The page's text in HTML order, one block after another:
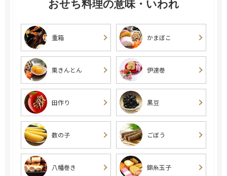
おせち料理の意味・いわれ
重箱 かまぼこ
栗きんとん 伊達巻
田作り 黒豆
数の子 ごぼう
八幡巻き 錦糸玉子